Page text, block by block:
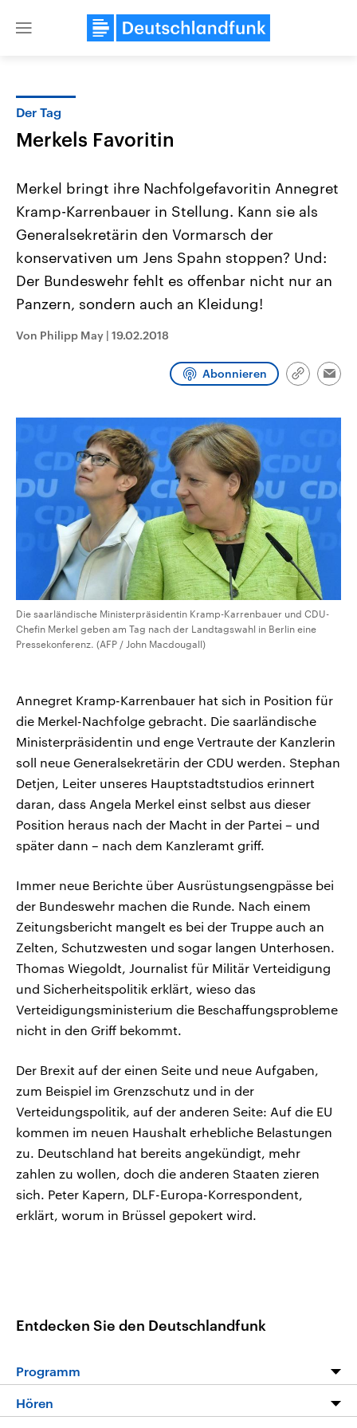
Close
Landtagswahl Sachsen-Anhalt
Alle Informationen
September 2026 einen neuen
Landtag. Seit 2021 wird das
und Kandidaten der anstehenden
USA
Hintergründe
Wirtschaftlich und
aktuelle Weltgeschehen.
Audio-Archiv
Der Tag
Merkels Favoritin
Merkel bringt ihre Nachfolgefavoritin Annegret
Kramp-Karrenbauer in Stellung. Kann sie als
Generalsekretärin den Vormarsch der
konservativen um Jens Spahn stoppen? Und:
Der Bundeswehr fehlt es offenbar nicht nur an
Panzern, sondern auch an Kleidung!
Von Philipp May | 19.02.2018
Abonnieren
Link
Die saarländische Ministerpräsidentin Kramp-Karrenbauer und CDU-
Chefin Merkel geben am Tag nach der Landtagswahl in Berlin eine
Pressekonferenz. (AFP / John Macdougall)
Annegret Kramp-Karrenbauer hat sich in Position für
die Merkel-Nachfolge gebracht. Die saarländische
Ministerpräsidentin und enge Vertraute der Kanzlerin
soll neue Generalsekretärin der CDU werden. Stephan
Detjen, Leiter unseres Hauptstadtstudios erinnert
daran, dass Angela Merkel einst selbst aus dieser
Position heraus nach der Macht in der Partei – und
später dann – nach dem Kanzleramt griff.
Immer neue Berichte über Ausrüstungsengpässe bei
der Bundeswehr machen die Runde. Nach einem
Zeitungsbericht mangelt es bei der Truppe auch an
Zelten, Schutzwesten und sogar langen Unterhosen.
Thomas Wiegoldt, Journalist für Militär Verteidigung
und Sicherheitspolitik erklärt, wieso das
Verteidigungsministerium die Beschaffungsprobleme
nicht in den Griff bekommt.
Der Brexit auf der einen Seite und neue Aufgaben,
zum Beispiel im Grenzschutz und in der
Verteidungspolitik, auf der anderen Seite: Auf die EU
kommen im neuen Haushalt erhebliche Belastungen
zu. Deutschland hat bereits angekündigt, mehr
zahlen zu wollen, doch die anderen Staaten zieren
sich. Peter Kapern, DLF-Europa-Korrespondent,
erklärt, worum in Brüssel gepokert wird.
Entdecken Sie den Deutschlandfunk
Programm
Programm
Hören